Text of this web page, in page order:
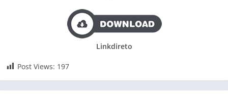
Linkdireto
Post Views: 197